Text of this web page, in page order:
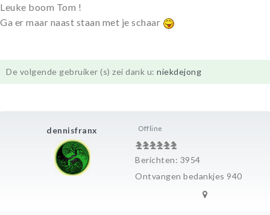
dennisfranx Offline
Berichten: 3954
Ontvangen bedankjes 940
Leuke boom Tom !
Ga er maar naast staan met je schaar
De volgende gebruiker (s) zei dank u: niekdejong